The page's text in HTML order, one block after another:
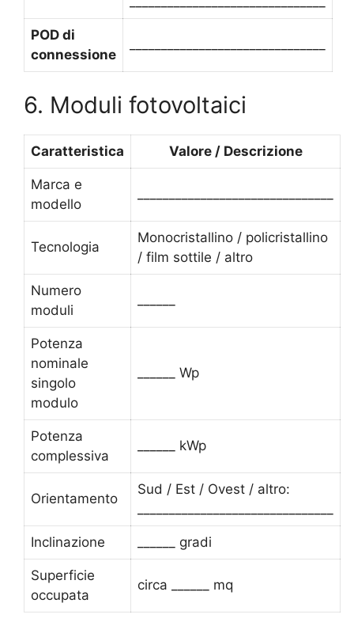
POD di
connessione
6. Moduli fotovoltaici
Caratteristica Valore / Descrizione
Marca e
modello
Tecnologia
Monocristallino / policristallino
/ film sottile / altro
Numero
moduli
Potenza
nominale
singolo
modulo
______ Wp
Potenza
complessiva
______ kWp
Orientamento
Sud / Est / Ovest / altro:
Inclinazione ______ gradi
Superficie
occupata
circa ______ mq